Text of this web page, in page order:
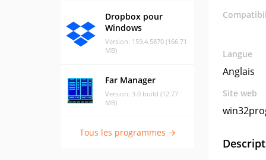
Dropbox pour
Windows
Version: 159.4.5870 (166.71
MB)
Far Manager
Version: 3.0 build (12.77
MB)
Tous les programmes →
Langue
Anglais
Site web